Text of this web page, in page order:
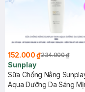
152.000 ₫234.000 ₫
Sunplay
Sữa Chống Nắng
Aqua Dưỡng Da Sáng